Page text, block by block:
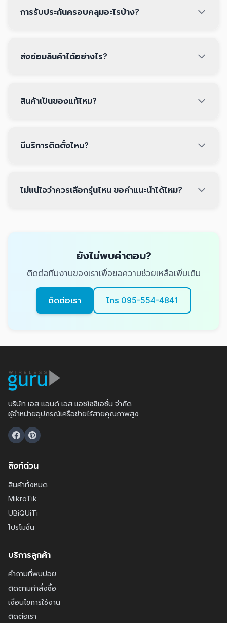
การรับประกันครอบคลุมอะไรบ้าง?
ส่งซ่อมสินค้าได้อย่างไร?
สินค้าเป็นของแท้ไหม?
มีบริการติดตั้งไหม?
ไม่แน่ใจว่าควรเลือกรุ่นไหน ขอคำแนะนำได้ไหม?
ยังไม่พบคำตอบ?
ติดต่อทีมงานของเราเพื่อขอความช่วยเหลือเพิ่มเติม
ติดต่อเรา โทร 095-554-4841
บริษัท เอส แอนด์ เอส แอชโซซิเอชั่น จำกัด
ผู้จำหน่ายอุปกรณ์เครือข่ายไร้สายคุณภาพสูง
ลิงก์ด่วน
สินค้าทั้งหมด
MikroTik
UBiQUiTi
โปรโมชั่น
บริการลูกค้า
คำถามที่พบบ่อย
ติดตามคำสั่งซื้อ
เงื่อนไขการใช้งาน
ติดต่อเรา